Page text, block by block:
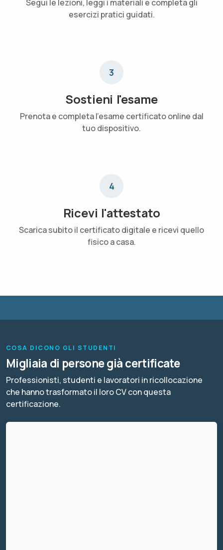
Segui le lezioni, leggi i materiali e completa gli
esercizi pratici guidati.
3
Sostieni l'esame
Prenota e completa l'esame certificato online dal
tuo dispositivo.
4
Ricevi l'attestato
Scarica subito il certificato digitale e ricevi quello
fisico a casa.
COSA DICONO GLI STUDENTI
Migliaia di persone già certificate
Professionisti, studenti e lavoratori in ricollocazione
che hanno trasformato il loro CV con questa
certificazione.